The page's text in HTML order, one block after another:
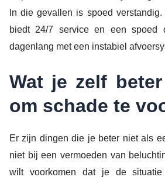
In die gevallen is spoed
biedt 24/7 service en een spoed
dagenlang met een instabiel
Wat je zelf
om schade te
Er zijn dingen die je beter niet als
niet bij een vermoeden van
wilt voorkomen dat je de